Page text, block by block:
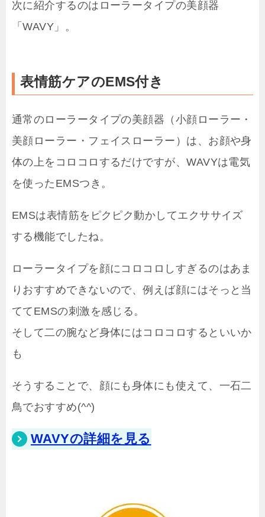
次に紹介するのはローラータイプの美顔器
「WAVY」。
表情筋ケアのEMS付き
通常のローラータイプの美顔器（小顔ローラー・
美顔ローラー・フェイスローラー）は、お顔や身
体の上をコロコロするだけですが、WAVYは電気
を使ったEMSつき。
EMSは表情筋をピクピク動かしてエクササイズ
する機能でしたね。
ローラータイプを顔にコロコロしすぎるのはあま
りおすすめできないので、例えば顔にはそっと当
ててEMSの刺激を感じる。
そして二の腕など身体にはコロコロするといいか
も
そうすることで、顔にも身体にも使えて、一石二
鳥でおすすめ(^^)
WAVYの詳細を見る